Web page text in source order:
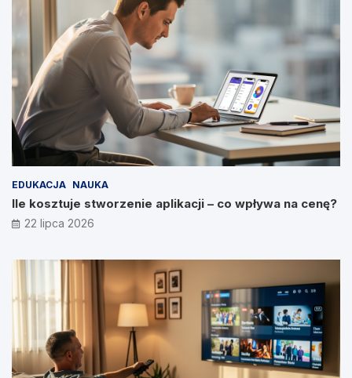
EDUKACJA NAUKA
Ile kosztuje stworzenie aplikacji – co wpływa na cenę?
22 lipca 2026